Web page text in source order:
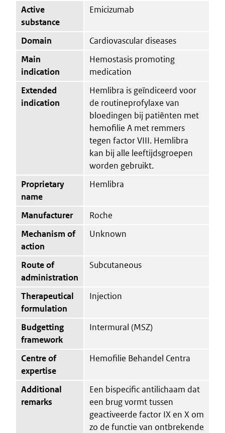
Active
substance
Emicizumab
Domain
Cardiovascular diseases
Main
indication
Hemostasis promoting
medication
Extended
indication
Hemlibra is geïndiceerd voor
de routineprofylaxe van
bloedingen bij patiënten met
hemofilie A met remmers
tegen factor VIII. Hemlibra
kan bij alle leeftijdsgroepen
worden gebruikt.
Proprietary
name
Hemlibra
Manufacturer
Roche
Mechanism of
action
Unknown
Route of
administration
Subcutaneous
Therapeutical
formulation
Injection
Budgetting
framework
Intermural (MSZ)
Centre of
expertise
Hemofilie Behandel Centra
Additional
remarks
Een bispecific antilichaam dat
een brug vormt tussen
geactiveerde factor IX en X om
zo de functie van ontbrekende